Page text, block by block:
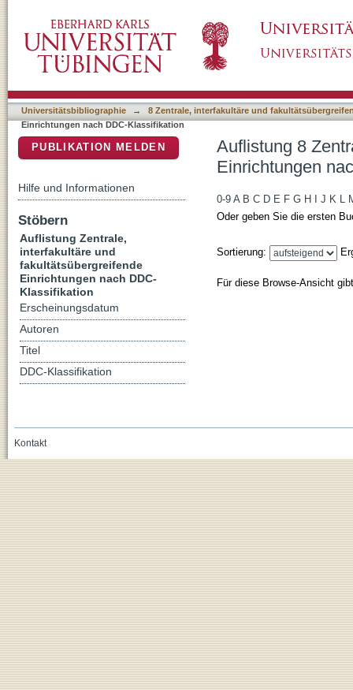
Klassifikation
Universitätsbibliographie →
8 Zentrale, interfakultäre und
Einrichtungen nach DDC-Klassifikation
Auflistung 8
Einrichtungen
0-9 A B C D E F G H J K L
Oder geben Sie die ersten
Sortierung:
Für diese Browse-Ansicht
PUBLIKATION MELDEN
Hilfe und Informationen
Stöbern
Auflistung Zentrale,
interfakultäre und
fakultätsübergreifende
Einrichtungen nach DDC-
Klassifikation
Erscheinungsdatum
Autoren
Titel
DDC-Klassifikation
Kontakt